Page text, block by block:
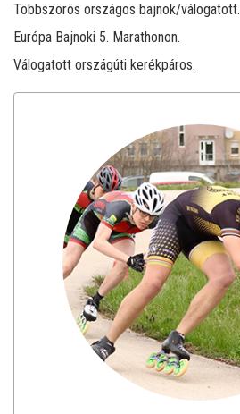
Többszörös országos bajnok/válogatott.
Európa Bajnoki 5. Marathonon.
Válogatott országúti kerékpáros.